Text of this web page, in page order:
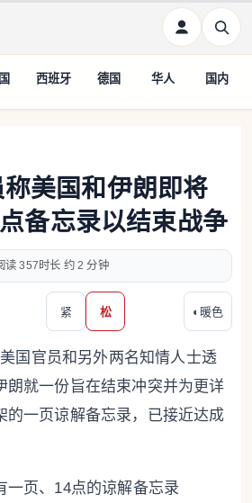
西班牙 德国 华人 国内
美国和伊朗即将
备忘录以结束战争
357 约 2 分钟
紧 松 ◐ 暖色
国官员和另外两名知情人士透
朗就一份旨在结束冲突并为更详
的一页谅解备忘录，已接近达成
一页、14点的谅解备忘录